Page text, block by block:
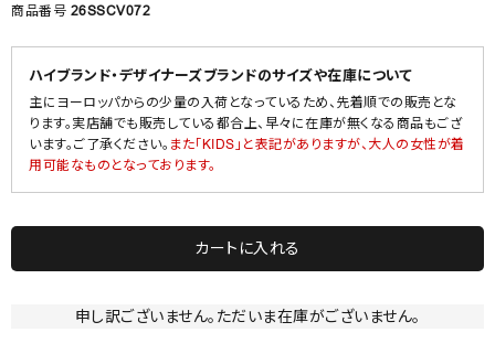
商品番号 26SSCV072
ハイブランド・デザイナーズブランドのサイズや在庫について
主にヨーロッパからの少量の入荷となっているため、先着順での販売とな
ります。実店舗でも販売している都合上、早々に在庫が無くなる商品もござ
います。ご了承ください。 また「KIDS」と表記がありますが、大人の女性が着
用可能なものとなっております。
カートに入れる
申し訳ございません。ただいま在庫がございません。